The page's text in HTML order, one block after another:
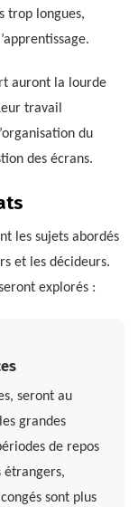
trop longues,
auront la lourde
travail
du
des écrans.
les sujets abordés
et les décideurs.
explorés :
seront au
grandes
de repos
étrangers,
sont plus